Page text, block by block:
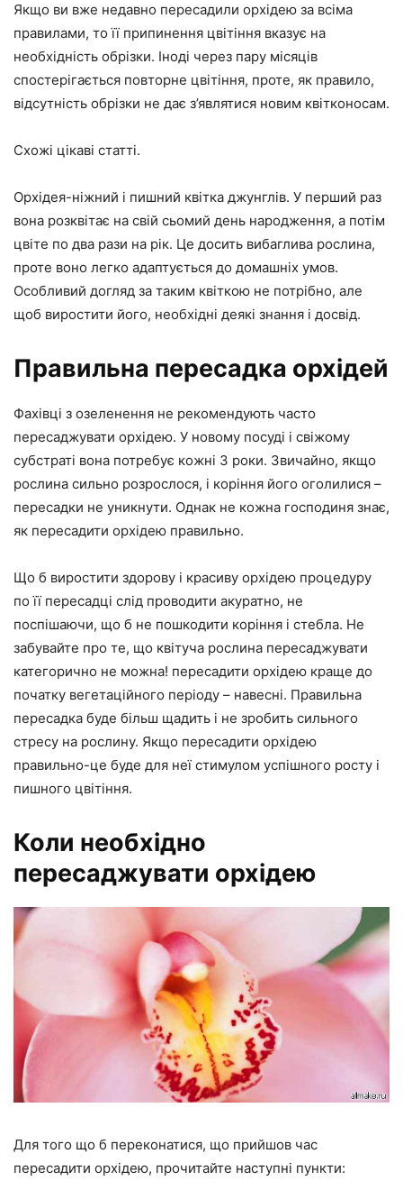
Якщо ви вже недавно пересадили орхідею за всіма
правилами, то її припинення цвітіння вказує на
необхідність обрізки. Іноді через пару місяців
спостерігається повторне цвітіння, проте, як правило,
відсутність обрізки не дає з’являтися новим квітконосам.
Схожі цікаві статті.
Орхідея-ніжний і пишний квітка джунглів. У перший раз
вона розквітає на свій сьомий день народження, а потім
цвіте по два рази на рік. Це досить вибаглива рослина,
проте воно легко адаптується до домашніх умов.
Особливий догляд за таким квіткою не потрібно, але
щоб виростити його, необхідні деякі знання і досвід.
Правильна пересадка орхідей
Фахівці з озеленення не рекомендують часто
пересаджувати орхідею. У новому посуді і свіжому
субстраті вона потребує кожні 3 роки. Звичайно, якщо
рослина сильно розрослося, і коріння його оголилися –
пересадки не уникнути. Однак не кожна господиня знає,
як пересадити орхідею правильно.
Що б виростити здорову і красиву орхідею процедуру
по її пересадці слід проводити акуратно, не
поспішаючи, що б не пошкодити коріння і стебла. Не
забувайте про те, що квітуча рослина пересаджувати
категорично не можна! пересадити орхідею краще до
початку вегетаційного періоду – навесні. Правильна
пересадка буде більш щадить і не зробить сильного
стресу на рослину. Якщо пересадити орхідею
правильно-це буде для неї стимулом успішного росту і
пишного цвітіння.
Коли необхідно
пересаджувати орхідею
Для того що б переконатися, що прийшов час
пересадити орхідею, прочитайте наступні пункти: